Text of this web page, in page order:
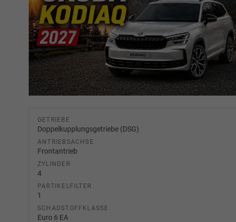
GETRIEBE
Doppelkupplungsgetriebe (DSG)
ANTRIEBSACHSE
Frontantrieb
ZYLINDER
4
PARTIKELFILTER
1
SCHADSTOFFKLASSE
Euro 6 EA